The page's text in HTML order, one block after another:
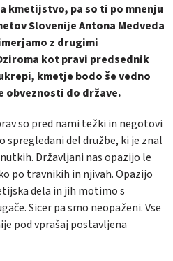
kmetijstvo, pa so ti po mnenju
Slovenije Antona Medveda
z drugimi
kot pravi predsednik
kmetje bodo še vedno
obveznosti do države.
so pred nami težki in negotovi
spregledani del družbe, ki je znal
Državljani nas opazijo le
po travnikih in njivah. Opazijo
dela in jih motimo s
Sicer pa smo neopaženi. Vse
pod vprašaj postavljena